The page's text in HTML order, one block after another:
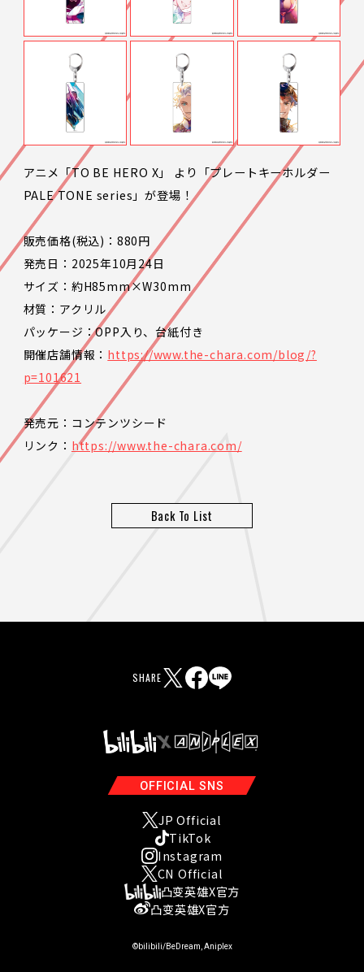
LANGUAGE JP EN
アニメ「TO BE HERO X」 より「プレートキーホルダー
PALE TONE series」が登場！
販売価格(税込)：880円
発売日：2025年10月24日
サイズ：約H85mm×W30mm
材質：アクリル
パッケージ：OPP入り、台紙付き
開催店舗情報： https://www.the-chara.com/blog/?
p=101621
発売元：コンテンツシード
リンク： https://www.the-chara.com/
Back To List
SHARE
OFFICIAL SNS
JP Official
TikTok
Instagram
CN Official
凸变英雄X官方
凸变英雄X官方
©bilibili/BeDream, Aniplex